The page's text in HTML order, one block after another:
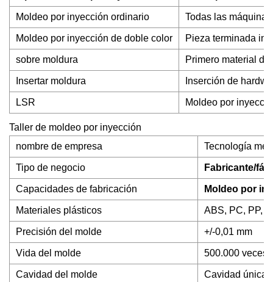
Moldeo por inyección ordinario Todas las
Moldeo por inyección de doble color Pieza terminada
sobre moldura Primero material
Insertar moldura Inserción de
LSR Moldeo por
Taller de moldeo por inyección
nombre de empresa
Tecnología
Tipo de negocio Fabricante/
Capacidades de fabricación Moldeo por
Materiales plásticos ABS, PC, PP,
Precisión del molde +/-0,01 mm
Vida del molde 500.000 veces
Cavidad del molde Cavidad única